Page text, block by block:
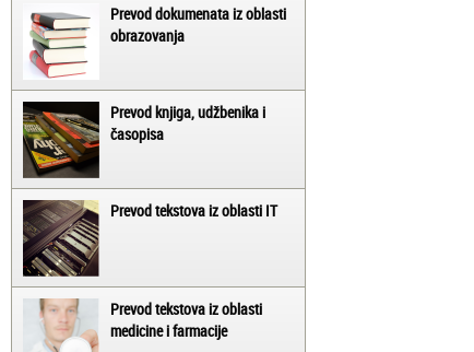
Prevod dokumenata iz oblasti
obrazovanja
Prevod knjiga, udžbenika i
časopisa
Prevod tekstova iz oblasti IT
Prevod tekstova iz oblasti
medicine i farmacije